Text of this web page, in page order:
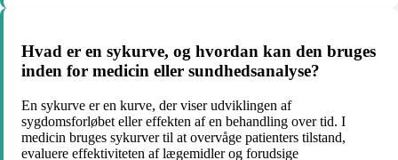
Hvad er en sykurve, og hvordan kan den bruges
inden for medicin eller sundhedsanalyse?
En sykurve er en kurve, der viser udviklingen af
sygdomsforløbet eller effekten af en behandling over tid. I
medicin bruges sykurver til at overvåge patienters tilstand,
evaluere effektiviteten af lægemidler og forudsige